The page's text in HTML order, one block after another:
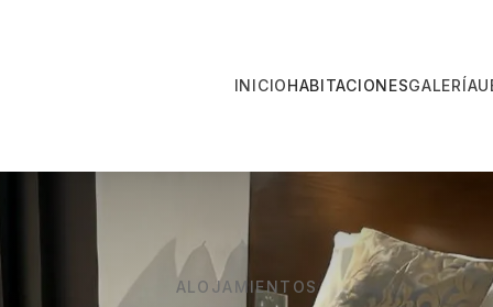
INICIOHABITACIONESGALERÍA
ALOJAMIENTOS